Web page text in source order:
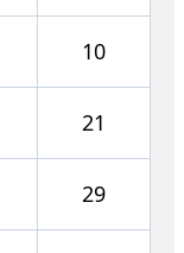
10
21
29